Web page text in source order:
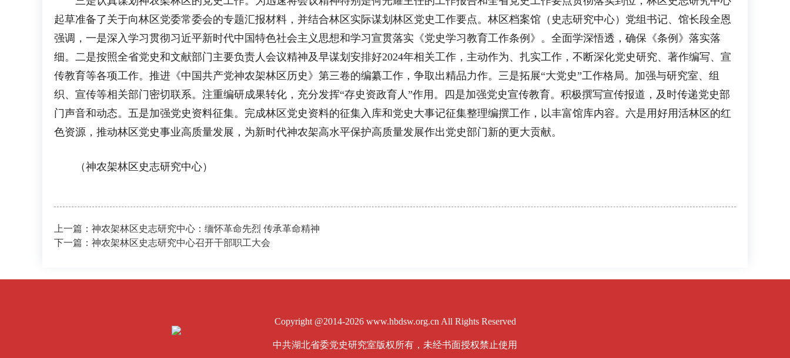
起草准备了关于向林区党委常委会的专题汇报材料，并结合林区实际谋划林区党史工作要点。林区档案馆（史志研究中心）党组书记、馆长段全恩
强调，一是深入学习贯彻习近平新时代中国特色社会主义思想和学习宣贯落实《党史学习教育工作条例》。全面学深悟透，确保《条例》落实落
细。二是按照全省党史和文献部门主要负责人会议精神及早谋划安排好2024年相关工作，主动作为、扎实工作，不断深化党史研究、著作编写、宣
传教育等各项工作。推进《中国共产党神农架林区历史》第三卷的编纂工作，争取出精品力作。三是拓展“大党史”工作格局。加强与研究室、组
织、宣传等相关部门密切联系。注重编研成果转化，充分发挥“存史资政育人”作用。四是加强党史宣传教育。积极撰写宣传报道，及时传递党史部
门声音和动态。五是加强党史资料征集。完成林区党史资料的征集入库和党史大事记征集整理编撰工作，以丰富馆库内容。六是用好用活林区的红
色资源，推动林区党史事业高质量发展，为新时代神农架高水平保护高质量发展作出党史部门新的更大贡献。
（神农架林区史志研究中心）
上一篇：神农架林区史志研究中心：缅怀革命先烈 传承革命精神
下一篇：神农架林区史志研究中心召开干部职工大会
Copyright @2014-2026 www.hbdsw.org.cn All Rights Reserved
中共湖北省委党史研究室版权所有，未经书面授权禁止使用